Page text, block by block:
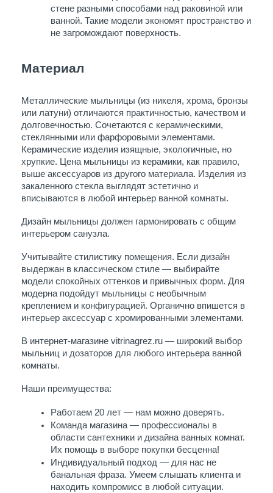
стене разными способами над раковиной или
ванной. Такие модели экономят пространство и
не загромождают поверхность.
Материал
Металлические мыльницы (из никеля, хрома, бронзы
или латуни) отличаются практичностью, качеством и
долговечностью. Сочетаются с керамическими,
стеклянными или фарфоровыми элементами.
Керамические изделия изящные, экологичные, но
хрупкие. Цена мыльницы из керамики, как правило,
выше аксессуаров из другого материала. Изделия из
закаленного стекла выглядят эстетично и
вписываются в любой интерьер ванной комнаты.
Дизайн мыльницы должен гармонировать с общим
интерьером санузла.
Учитывайте стилистику помещения. Если дизайн
выдержан в классическом стиле — выбирайте
модели спокойных оттенков и привычных форм. Для
модерна подойдут мыльницы с необычным
креплением и конфигурацией. Органично впишется в
интерьер аксессуар с хромированными элементами.
В интернет-магазине vitrinagrez.ru — широкий выбор
мыльниц и дозаторов для любого интерьера ванной
комнаты.
Наши преимущества:
Работаем 20 лет — нам можно доверять.
Команда магазина — профессионалы в
области сантехники и дизайна ванных комнат.
Их помощь в выборе покупки бесценна!
Индивидуальный подход — для нас не
банальная фраза. Умеем слышать клиента и
находить компромисс в любой ситуации.